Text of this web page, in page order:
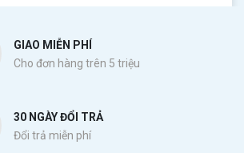
GIAO MIỄN PHÍ
Cho đơn hàng trên 5 triệu
30 NGÀY ĐỔI TRẢ
Đổi trả miễn phí